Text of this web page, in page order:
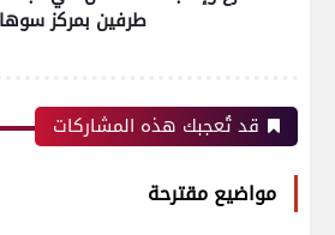
طرفين بمركز
قد تُعجبك هذه المشاركات
مواضيع مقترحة